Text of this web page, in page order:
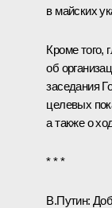
в майских
Кроме того,
об
заседания
целевых
а также о
* * *
В.Путин: